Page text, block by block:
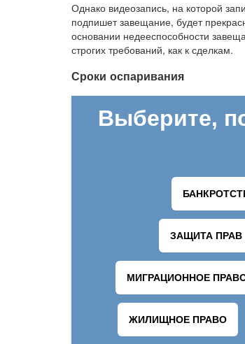
Однако видеозапись, на которой
подпишет завещание, будет
основании недееспособности
строгих требований, как к сделкам.
Сроки оспаривания